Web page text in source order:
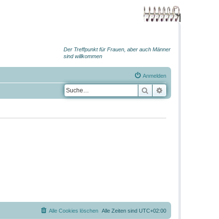
Der Treffpunkt für Frauen, aber auch Männer
sind willkommen
Anmelden
Suche
Alle Zeiten sind UTC+02:00
Alle Cookies löschen